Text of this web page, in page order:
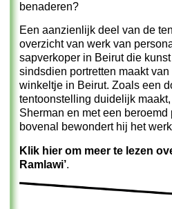
benaderen?
Een aanzienlijk deel van de
overzicht van werk van
sapverkoper in Beirut die
sindsdien portretten maakt
winkeltje in Beirut. Zoals een
tentoonstelling duidelijk
Sherman en met een
bovenal bewondert hij het
Klik hier om meer te lezen
Ramlawi’.